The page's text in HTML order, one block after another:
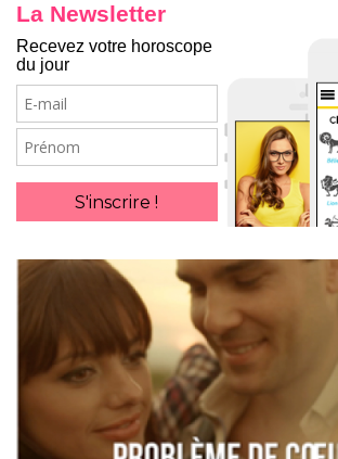
La Newsletter
Recevez votre horoscope
du jour
E-
mail
Prénom
S'inscrire !